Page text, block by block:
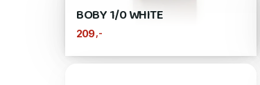
BOBY 1/0 WHITE
209 ,-